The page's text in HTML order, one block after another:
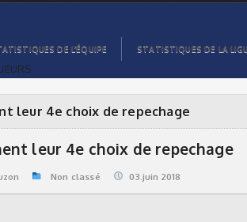
DE L’ÉQUIPE STATISTIQUES DE LA
leur 4e choix de repechage
leur 4e choix de repechage
Non classé 03.juin 2018